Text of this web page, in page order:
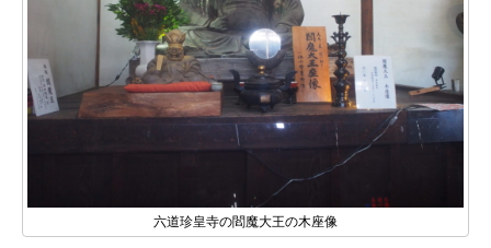
六道珍皇寺の閻魔大王の木座像